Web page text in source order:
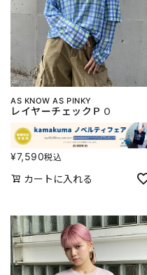
AS KNOW AS PINKY
レイヤーチェックＰＯ
¥7,590税込
カートに入れる